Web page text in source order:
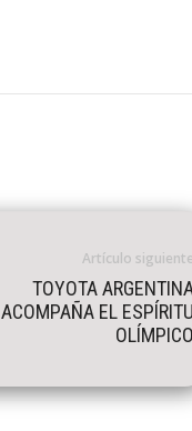
Artículo
TOYOTA
ACOMPAÑA EL